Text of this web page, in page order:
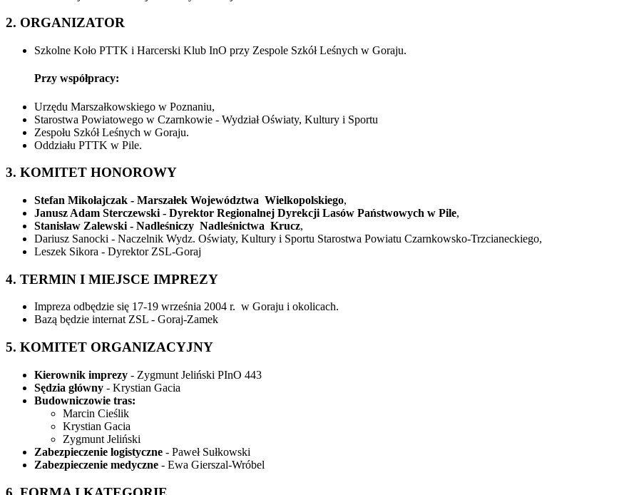
2. ORGANIZATOR
Szkolne Koło PTTK i Harcerski Klub InO przy Zespole Szkół Leśnych w Goraju.
Przy współpracy:
Urzędu Marszałkowskiego w Poznaniu,
Starostwa Powiatowego w Czarnkowie - Wydział Oświaty, Kultury i Sportu
Zespołu Szkół Leśnych w Goraju.
Oddziału PTTK w Pile.
3. KOMITET HONOROWY
Stefan Mikołajczak - Marszałek Województwa Wielkopolskiego,
Janusz Adam Sterczewski - Dyrektor Regionalnej Dyrekcji Lasów Państwowych w Pile,
Stanisław Zalewski - Nadleśniczy Nadleśnictwa Krucz,
Dariusz Sanocki - Naczelnik Wydz. Oświaty, Kultury i Sportu Starostwa Powiatu Czarnkowsko-Trzcianeckiego,
Leszek Sikora - Dyrektor ZSL-Goraj
4. TERMIN I MIEJSCE IMPREZY
Impreza odbędzie się 17-19 września 2004 r. w Goraju i okolicach.
Bazą będzie internat ZSL - Goraj-Zamek
5. KOMITET ORGANIZACYJNY
Kierownik imprezy - Zygmunt Jeliński PInO 443
Sędzia główny - Krystian Gacia
Budowniczowie tras:
Marcin Cieślik
Krystian Gacia
Zygmunt Jeliński
Zabezpieczenie logistyczne - Paweł Sułkowski
Zabezpieczenie medyczne - Ewa Gierszal-Wróbel